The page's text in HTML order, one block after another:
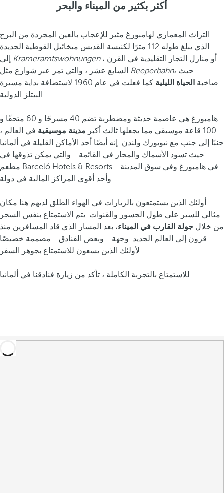
أكثر بكثير من الميناء والبحر
التراث المعماري لهامبورغ مثير للإعجاب بالعين المجردة من البرج
الذي يبلغ طوله 112 مترًا لكنيسة القديس ميخائيل القوطية الجديدة
Krameramtswohnungen، أو منازل التجار التقليدية في القرن
Reeperbahn، حيث
صاخبة الحياة الليلية
كما فعلت في عام 1960 لاستضافة بداية مسيرة
البيتلز الدولية.
هامبورغ هي عاصمة حديثة ومضطربة تضم 40 مسرحًا و 60 متحفًا و
100 قاعة موسيقى مما يجعلها ثالث أكبر
مدينة موسيقية في العالم ،
جنبًا إلى جنب مع نيويورك ولندن. إنه أيضًا أحد الأماكن القليلة في ألمانيا
حيث تسود الأسماك والمحار في القائمة - والتي يمكن تذوقها في
مطعم Barceló Hotels & Resorts في هامبورغ وفي سوق المدينة -
وأحد أقوى المراكز المالية في دولة.
أولئك الذين يستمتعون بالزيارات في الهواء الطلق لديهم هنا مكان
مثالي للسير على طول الجسور والقنوات. يتم الاستمتاع بنفس السحر
من خلال جولة القارب في الميناء، بعد المسار الذي قاد المسافرين منذ
قرون إلى العالم الجديد. وجهة - وبعض الفنادق - مصممة خصيصًا
لأولئك الذين يسعون للاستمتاع بجوهر السفر.
للاستمتاع بالتجربة الكاملة ، تأكد من زيارة فنادقنا في ألمانيا .